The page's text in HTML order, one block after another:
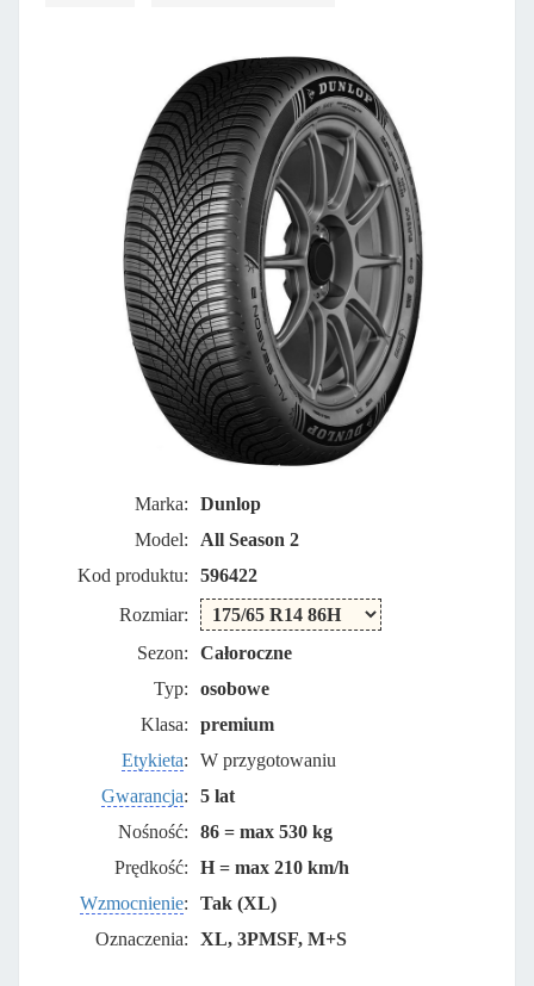
Marka:
Dunlop
Model:
All Season 2
Kod produktu:
596422
Rozmiar:
Sezon:
Całoroczne
Typ:
osobowe
Klasa:
premium
Etykieta:
W przygotowaniu
Gwarancja:
5 lat
Nośność:
86 = max 530 kg
Prędkość:
H = max 210 km/h
Wzmocnienie:
Tak (XL)
Oznaczenia:
XL, 3PMSF, M+S